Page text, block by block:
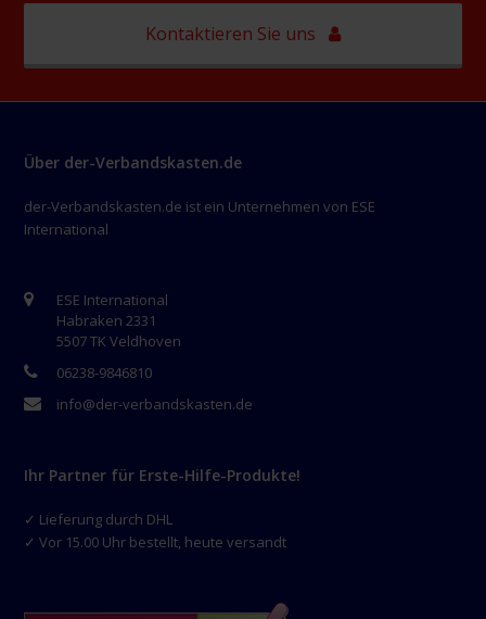
Kontaktieren Sie uns
Über der-Verbandskasten.de
der-Verbandskasten.de ist ein Unternehmen von ESE
International
ESE International
Habraken 2331
5507 TK Veldhoven
06238-9846810
info@der-verbandskasten.de
Ihr Partner für Erste-Hilfe-Produkte!
✓ Lieferung durch DHL
✓ Vor 15.00 Uhr bestellt, heute versandt